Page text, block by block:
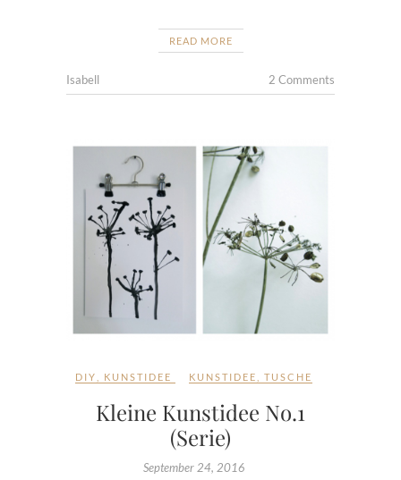
READ MORE
Isabell 2 Comments
DIY KUNSTIDEE KUNSTIDEE TUSCHE
Kleine Kunstidee No.1
(Serie)
September 24, 2016